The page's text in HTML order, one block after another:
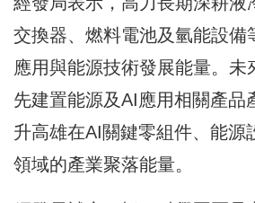
交換器、燃料電池及氫能設備
應用與能源技術發展能量。未
先建置能源及AI應用相關產品
升高雄在AI關鍵零組件、能源
領域的產業聚落能量。